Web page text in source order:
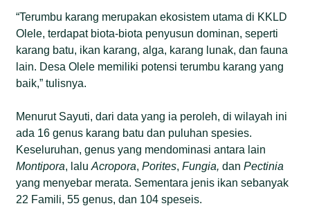
“Terumbu karang merupakan ekosistem utama di KKLD
Olele, terdapat biota-biota penyusun dominan, seperti
karang batu, ikan karang, alga, karang lunak, dan fauna
lain. Desa Olele memiliki potensi terumbu karang yang
baik,” tulisnya.
Menurut Sayuti, dari data yang ia peroleh, di wilayah ini
ada 16 genus karang batu dan puluhan spesies.
Keseluruhan, genus yang mendominasi antara lain
Montipora, laluAcropora,Porites,Fungia, danPectinia
yang menyebar merata. Sementara jenis ikan sebanyak
22 Famili, 55 genus, dan 104 speseis.